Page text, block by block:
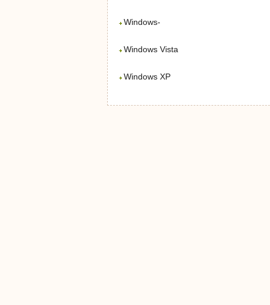
Windows-
Windows Vista
Windows XP